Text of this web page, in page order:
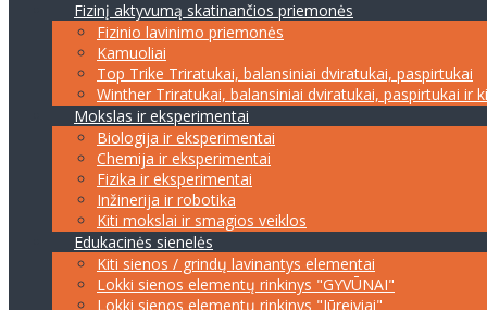
Fizinį aktyvumą skatinančios priemonės
Fizinio lavinimo priemonės
Kamuoliai
Top Trike Triratukai, balansiniai dviratukai, paspirtukai
Winther Triratukai, balansiniai dviratukai, paspirtukai ir
Mokslas ir eksperimentai
Biologija ir eksperimentai
Chemija ir eksperimentai
Fizika ir eksperimentai
Inžinerija ir robotika
Kiti mokslai ir smagios veiklos
Edukacinės sienelės
Kiti sienos / grindų lavinantys elementai
Lokki sienos elementų rinkinys "GYVŪNAI"
Lokki sienos elementų rinkinys "Jūreiviai"